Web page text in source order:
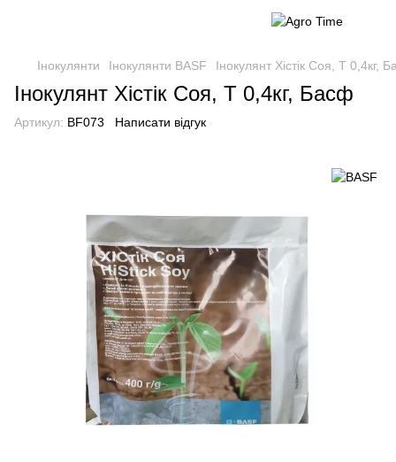
Інокулянти Інокулянти BASF Інокулянт Хістік Соя, Т 0,4кг,
Інокулянт Хістік Соя, Т 0,4кг, Басф
Артикул: BF073 Написати відгук